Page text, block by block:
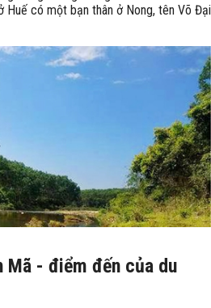
Huế có một bạn thân ở Nong, tên Võ Đại
Mã - điểm đến của du